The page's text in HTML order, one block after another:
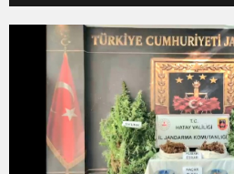
BAŞLADI